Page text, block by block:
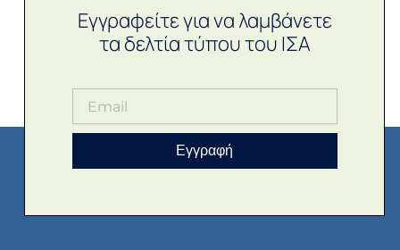
Εγγραφείτε για να λαμβάνετε
τα δελτία τύπου του ΙΣΑ
Εγγραφή